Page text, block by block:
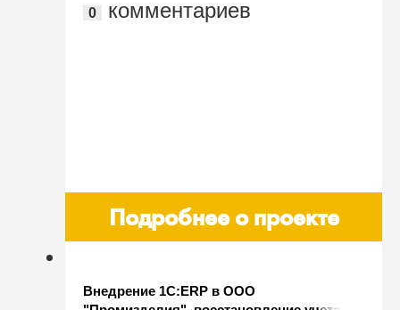
0 комментариев
Подробнее о проекте
Внедрение 1С:ERP в ООО